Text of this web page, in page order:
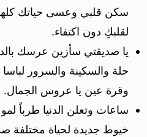
سكن قلبي وعسى حياتك كلها
لقلبكِ دون اكتفاء.
يا صديقتي سأزين عرسك
حلة والسكينة والسرور
وقرة عين يا عروس الجمال.
ساعات وتعلن الدنيا طرباً
خيوط جديدة لحياة مختلفة